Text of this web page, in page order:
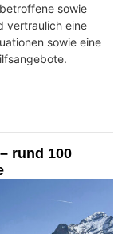
sowie
vertraulich eine
sowie eine
rund 100